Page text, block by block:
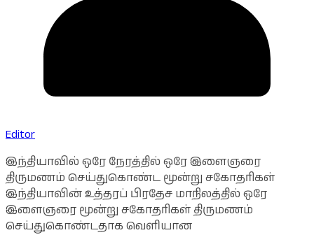
Editor
இந்தியாவில் ஒரே நேரத்தில் ஒரே இளைஞரை
திருமணம் செய்துகொண்ட மூன்று சகோதரிகள்
இந்தியாவின் உத்தரப் பிரதேச மாநிலத்தில் ஒரே
இளைஞரை மூன்று சகோதரிகள் திருமணம்
செய்துகொண்டதாக வெளியான